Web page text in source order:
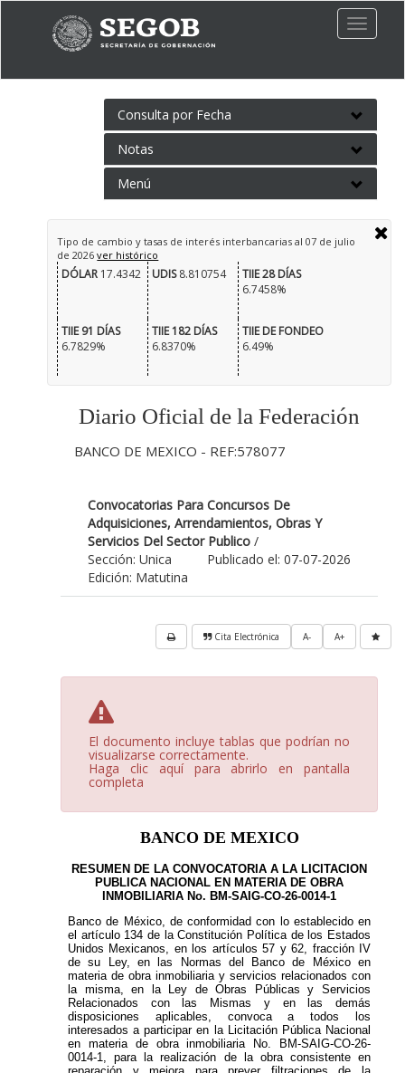
Toggle
Consulta por Fecha
Notas
Menú
Tipo de cambio y tasas de interés interbancarias al 07 de julio
de 2026ver histórico
DÓLAR17.4342 UDIS8.810754
TIIE 28 DÍAS
6.7458%
TIIE 91 DÍAS
6.7829%
TIIE 182 DÍAS
6.8370%
TIIE DE FONDEO
6.49%
Diario Oficial de la Federación
BANCO DE MEXICO - REF:578077
Convocatorias Para Concursos De
Adquisiciones, Arrendamientos, Obras Y
Servicios Del Sector Publico /
Publicado el: 07-07-2026
Sección: Unica
Edición: Matutina
A+
A-
Cita Electrónica
El documento incluye tablas que podrían no
visualizarse correctamente.
Haga clic aquí para abrirlo en pantalla
completa